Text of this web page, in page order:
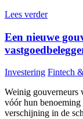
Lees verder
Een nieuwe
Investering Fintech
Weinig gouverneurs
vóór hun
verschijning in de